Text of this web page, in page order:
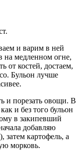
и варим в ней
на медленном огне,
от костей, достаем,
Бульон лучше
и порезать овощи. В
и без того бульон
в закипевший
добавляю
затем картофель, а
морковь.